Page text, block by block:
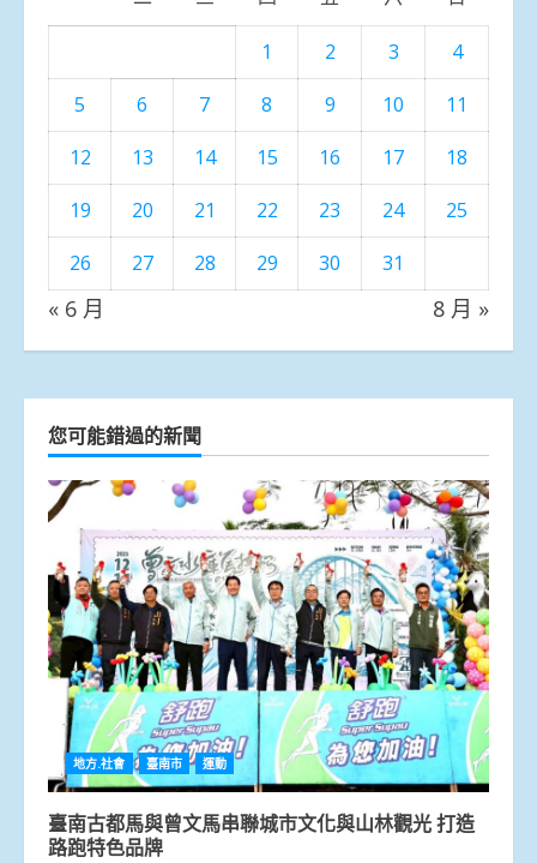
1 2 3
4
5
6 7 8 9 10
11
12
13 14 15 16 17
18
19
20 21 22 23 24
25
26
27 28 29 30 31
« 6 月 8 月 »
您可能錯過的新聞
地方.社會 臺南市 運動
臺南古都馬與曾文馬串聯城市文化與山林觀光 打造
路跑特色品牌